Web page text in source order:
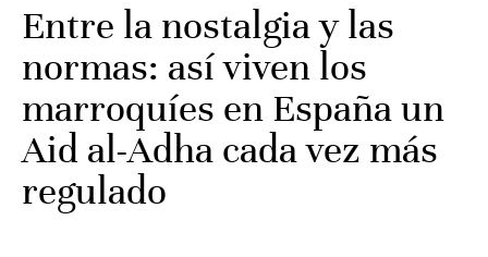
Entre la nostalgia y las
normas: así viven los
marroquíes en España un
Aid al-Adha cada vez más
regulado